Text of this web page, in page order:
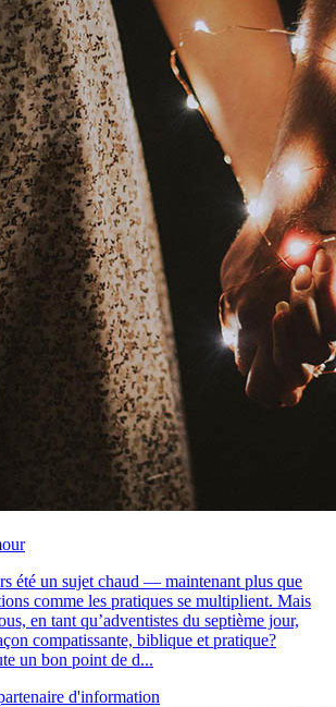
été un sujet chaud — maintenant plus que
comme les pratiques se multiplient. Mais
en tant qu’adventistes du septième jour,
compatissante, biblique et pratique?
un bon point de d...
d'information